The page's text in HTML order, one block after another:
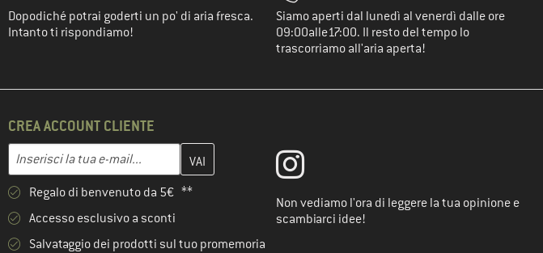
Dopodiché potrai goderti un po' di aria fresca.
Intanto ti rispondiamo!
Siamo aperti dal lunedì al venerdì dalle ore
09:00alle17:00. Il resto del tempo lo
trascorriamo all'aria aperta!
CREA ACCOUNT CLIENTE
Indirizzo e-mail
Inserisci qui il tuo indirizzo e-mail e crea il tuo account cliente nel passaggio successivo
Regalo di benvenuto da 5€ **
Accesso esclusivo a sconti
Salvataggio dei prodotti sul tuo promemoria
Non vediamo l'ora di leggere la tua opinione e
scambiarci idee!